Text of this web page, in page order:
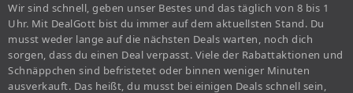
Wir sind schnell, geben unser Bestes und das täglich von 8 bis 1
Uhr. Mit DealGott bist du immer auf dem aktuellsten Stand. Du
musst weder lange auf die nächsten Deals warten, noch dich
sorgen, dass du einen Deal verpasst. Viele der Rabattaktionen und
Schnäppchen sind befristetet oder binnen weniger Minuten
ausverkauft. Das heißt, du musst bei einigen Deals schnell sein,